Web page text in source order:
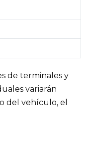
de terminales y
variarán
del vehículo, el